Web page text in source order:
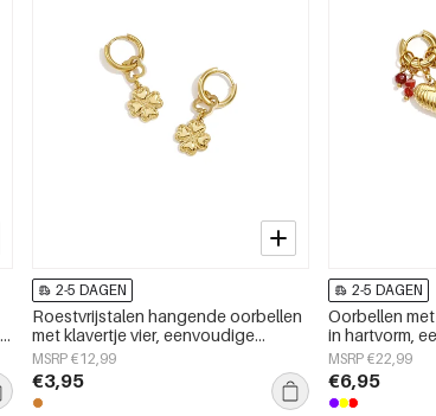
2-5 DAGEN
Roestvrijstalen hangende oorbellen
met klavertje vier, eenvoudige
dagelijkse sieraden uit de Simple-
serie voor dames.
MSRP €12,99
€3,95
2-5 DAGEN
Oorbellen
in hartvorm,
serie voor
MSRP €22,99
€6,95